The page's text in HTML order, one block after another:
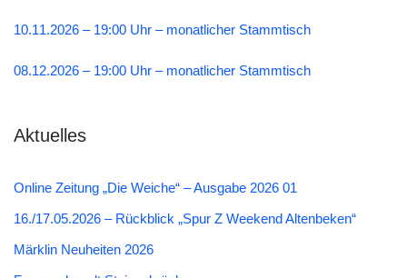
10.11.2026 – 19:00 Uhr – monatlicher Stammtisch
08.12.2026 – 19:00 Uhr – monatlicher Stammtisch
Aktuelles
Online Zeitung „Die Weiche“ – Ausgabe 2026 01
16./17.05.2026 – Rückblick „Spur Z Weekend Altenbeken“
Märklin Neuheiten 2026